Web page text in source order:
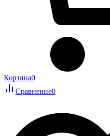
Корзина0
Сравнение0